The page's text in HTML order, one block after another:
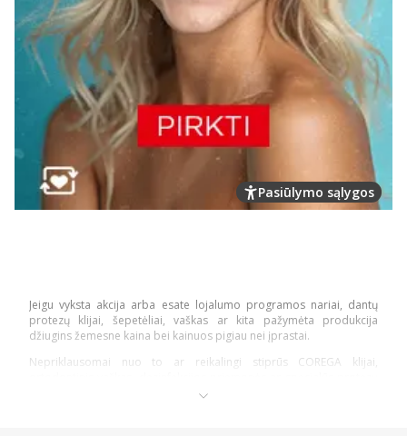
Pasiūlymo sąlygos
Jeigu vyksta akcija arba esate lojalumo programos nariai, dantų
protezų klijai, šepetėliai, vaškas ar kita pažymėta produkcija
džiugins žemesne kaina bei kainuos pigiau nei įprastai.
Nepriklausomai nuo to ar reikalingi stiprūs COREGA klijai,
bei plokštelių šepetėliai – turime viską, ko reikia visavertei burnos